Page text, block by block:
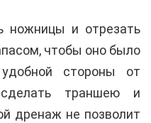
ножницы и отрезать
чтобы оно было
стороны от
траншею и
дренаж не позволит